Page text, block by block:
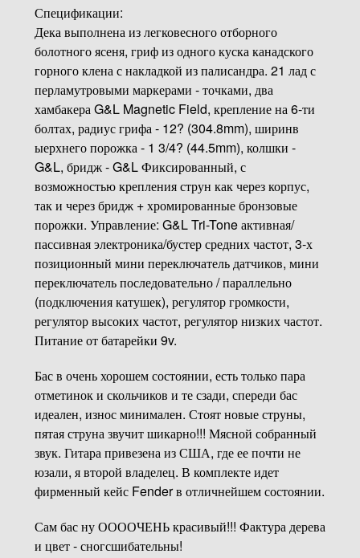
Спецификации:
Дека выполнена из легковесного отборного
болотного ясеня, гриф из одного куска канадского
горного клена с накладкой из палисандра. 21 лад с
перламутровыми маркерами - точками, два
хамбакера G&L Magnetic Field, крепление на 6-ти
болтах, радиус грифа - 12? (304.8mm), ширинв
ыерхнего порожка - 1 3/4? (44.5mm), колшки -
G&L, бридж - G&L Фиксированный, с
возможностью крепления струн как через корпус,
так и через бридж + хромированные бронзовые
порожки. Управление: G&L Tri-Tone активная/
пассивная электроника/бустер средних частот, 3-х
позиционный мини переключатель датчиков, мини
переключатель последовательно / параллельно
(подключения катушек), регулятор громкости,
регулятор высоких частот, регулятор низких частот.
Питание от батарейки 9v.
Бас в очень хорошем состоянии, есть только пара
отметинок и скольчиков и те сзади, спереди бас
идеален, износ минимален. Стоят новые струны,
пятая струна звучит шикарно!!! Мясной собранный
звук. Гитара привезена из США, где ее почти не
юзали, я второй владелец. В комплекте идет
фирменный кейс Fender в отличнейшем состоянии.
Сам бас ну ООООЧЕНЬ красивый!!! Фактура дерева
и цвет - сногсшибательны!